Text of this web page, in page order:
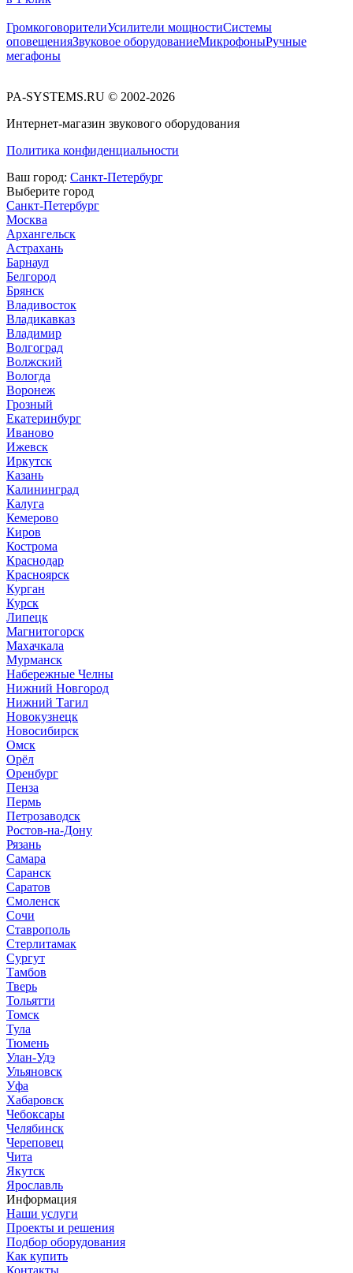
ГромкоговорителиУсилители мощностиСистемы
оповещенияЗвуковое оборудованиеМикрофоныРучные
мегафоны
PA-SYSTEMS.RU © 2002-2026
Интернет-магазин звукового оборудования
Политика конфиденциальности
Ваш город: Санкт-Петербург
Выберите город
Санкт-Петербург
Москва
Архангельск
Астрахань
Барнаул
Белгород
Брянск
Владивосток
Владикавказ
Владимир
Волгоград
Волжский
Вологда
Воронеж
Грозный
Екатеринбург
Иваново
Ижевск
Иркутск
Казань
Калининград
Калуга
Кемерово
Киров
Кострома
Краснодар
Красноярск
Курган
Курск
Липецк
Магнитогорск
Махачкала
Мурманск
Набережные Челны
Нижний Новгород
Нижний Тагил
Новокузнецк
Новосибирск
Омск
Орёл
Оренбург
Пенза
Пермь
Петрозаводск
Ростов-на-Дону
Рязань
Самара
Саранск
Саратов
Смоленск
Сочи
Ставрополь
Стерлитамак
Сургут
Тамбов
Тверь
Тольятти
Томск
Тула
Тюмень
Улан-Удэ
Ульяновск
Уфа
Хабаровск
Чебоксары
Челябинск
Череповец
Чита
Якутск
Ярославль
Информация
Наши услуги
Проекты и решения
Подбор оборудования
Как купить
Контакты